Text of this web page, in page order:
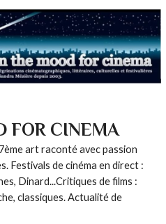
FOR CINEMA
art raconté avec passion
Festivals de cinéma en direct :
Dinard...Critiques de films :
classiques. Actualité de